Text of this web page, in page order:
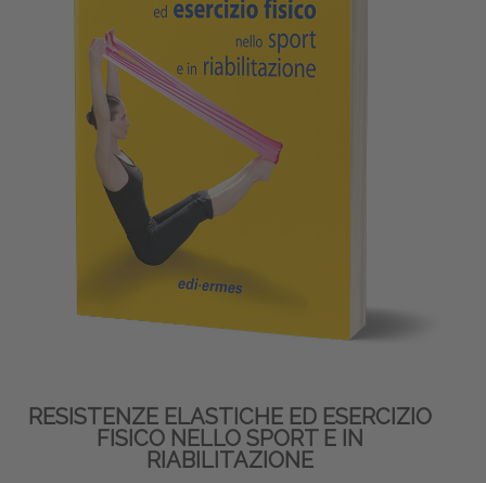
RESISTENZE ELASTICHE ED ESERCIZIO
FISICO NELLO SPORT E IN
RIABILITAZIONE